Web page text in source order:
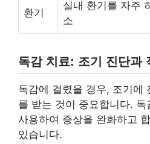
환기
실내 환기를 자주
소
독감 치료: 조기 진단과
독감에 걸렸을 경우, 조기에
를 받는 것이 중요합니다.
사용하여 증상을 완화하고
있습니다.